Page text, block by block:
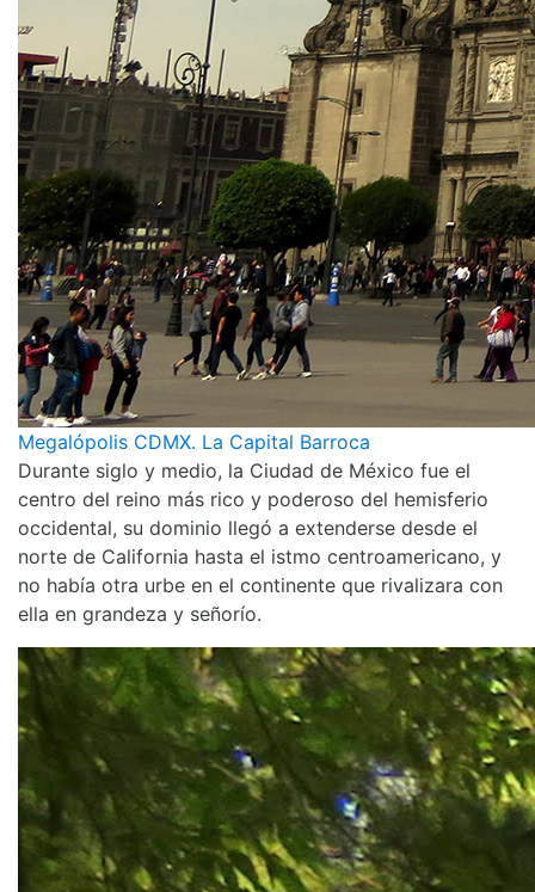
Megalópolis CDMX. La Capital Barroca
Durante siglo y medio, la Ciudad de México fue el
centro del reino más rico y poderoso del hemisferio
occidental, su dominio llegó a extenderse desde el
norte de California hasta el istmo centroamericano, y
no había otra urbe en el continente que rivalizara con
ella en grandeza y señorío.